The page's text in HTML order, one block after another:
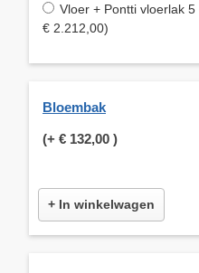
Vloer + Pontti vloerlak 5
€ 2.212,00)
Bloembak
(+ € 132,00 )
+ In winkelwagen